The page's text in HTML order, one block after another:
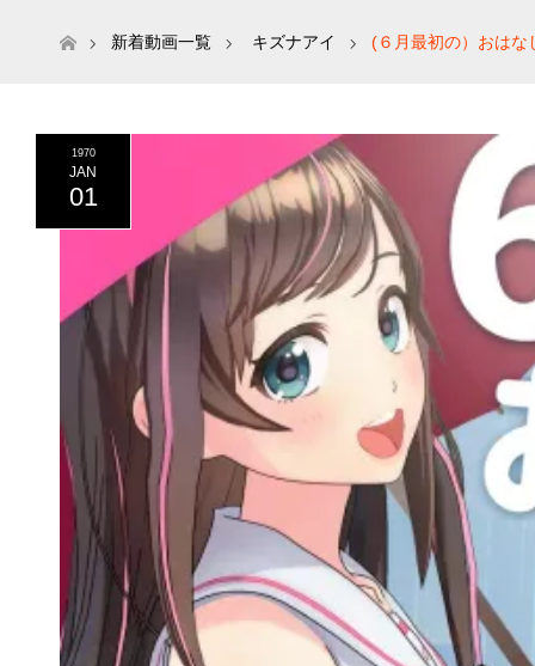
ホーム新着動画一覧 キズナアイ (６月最初の）おはな
1970
JAN
01